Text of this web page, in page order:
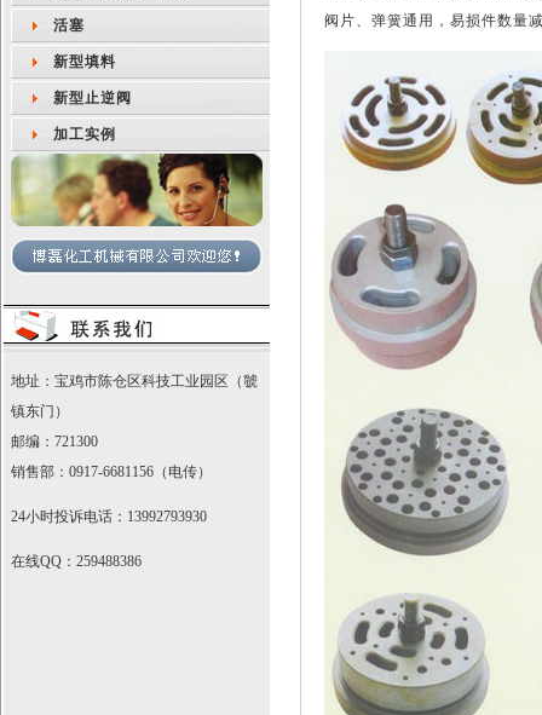
活塞
新型填料
新型止逆阀
加工实例
地址：宝鸡市陈仓区科技工业园区（虢
镇东门）
邮编：721300
销售部：0917-6681156（电传）
24小时投诉电话：13992793930
在线QQ：259488386
阀片、弹簧通用，易损件数量